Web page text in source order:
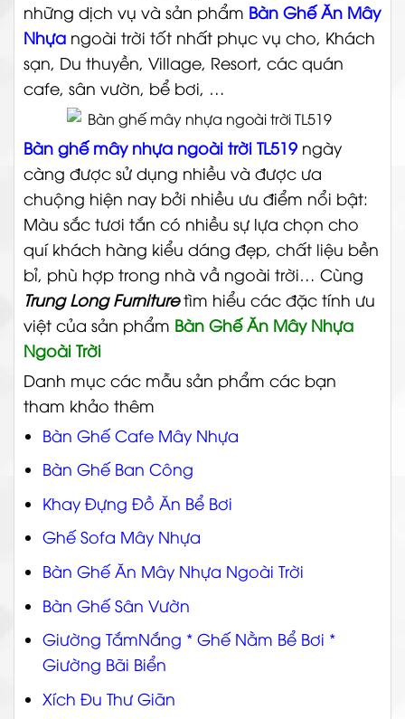
những dịch vụ và sản phẩm Bàn Ghế Ăn Mây
Nhựa ngoài trời tốt nhất phục vụ cho, Khách
sạn, Du thuyền, Village, Resort, các quán
cafe, sân vườn, bể bơi, …
Bàn ghế mây nhựa ngoài trời TL519 ngày
càng được sử dụng nhiều và được ưa
chuộng hiện nay bởi nhiều ưu điểm nổi bật:
Màu sắc tươi tắn có nhiều sự lựa chọn cho
quí khách hàng kiểu dáng đẹp, chất liệu bền
bỉ, phù hợp trong nhà vầ ngoài trời… Cùng
Trung Long Furnituretìm hiểu các đặc tính ưu
việt của sản phẩm Bàn Ghế Ăn Mây Nhựa
Ngoài Trời
Danh mục các mẫu sản phẩm các bạn
tham khảo thêm
Bàn Ghế Cafe Mây Nhựa
Bàn Ghế Ban Công
Khay Đựng Đồ Ăn Bể Bơi
Ghế Sofa Mây Nhựa
Bàn Ghế Ăn Mây Nhựa Ngoài Trời
Bàn Ghế Sân Vườn
Giường TắmNắng * Ghế Nằm Bể Bơi *
Giường Bãi Biển
Xích Đu Thư Giãn